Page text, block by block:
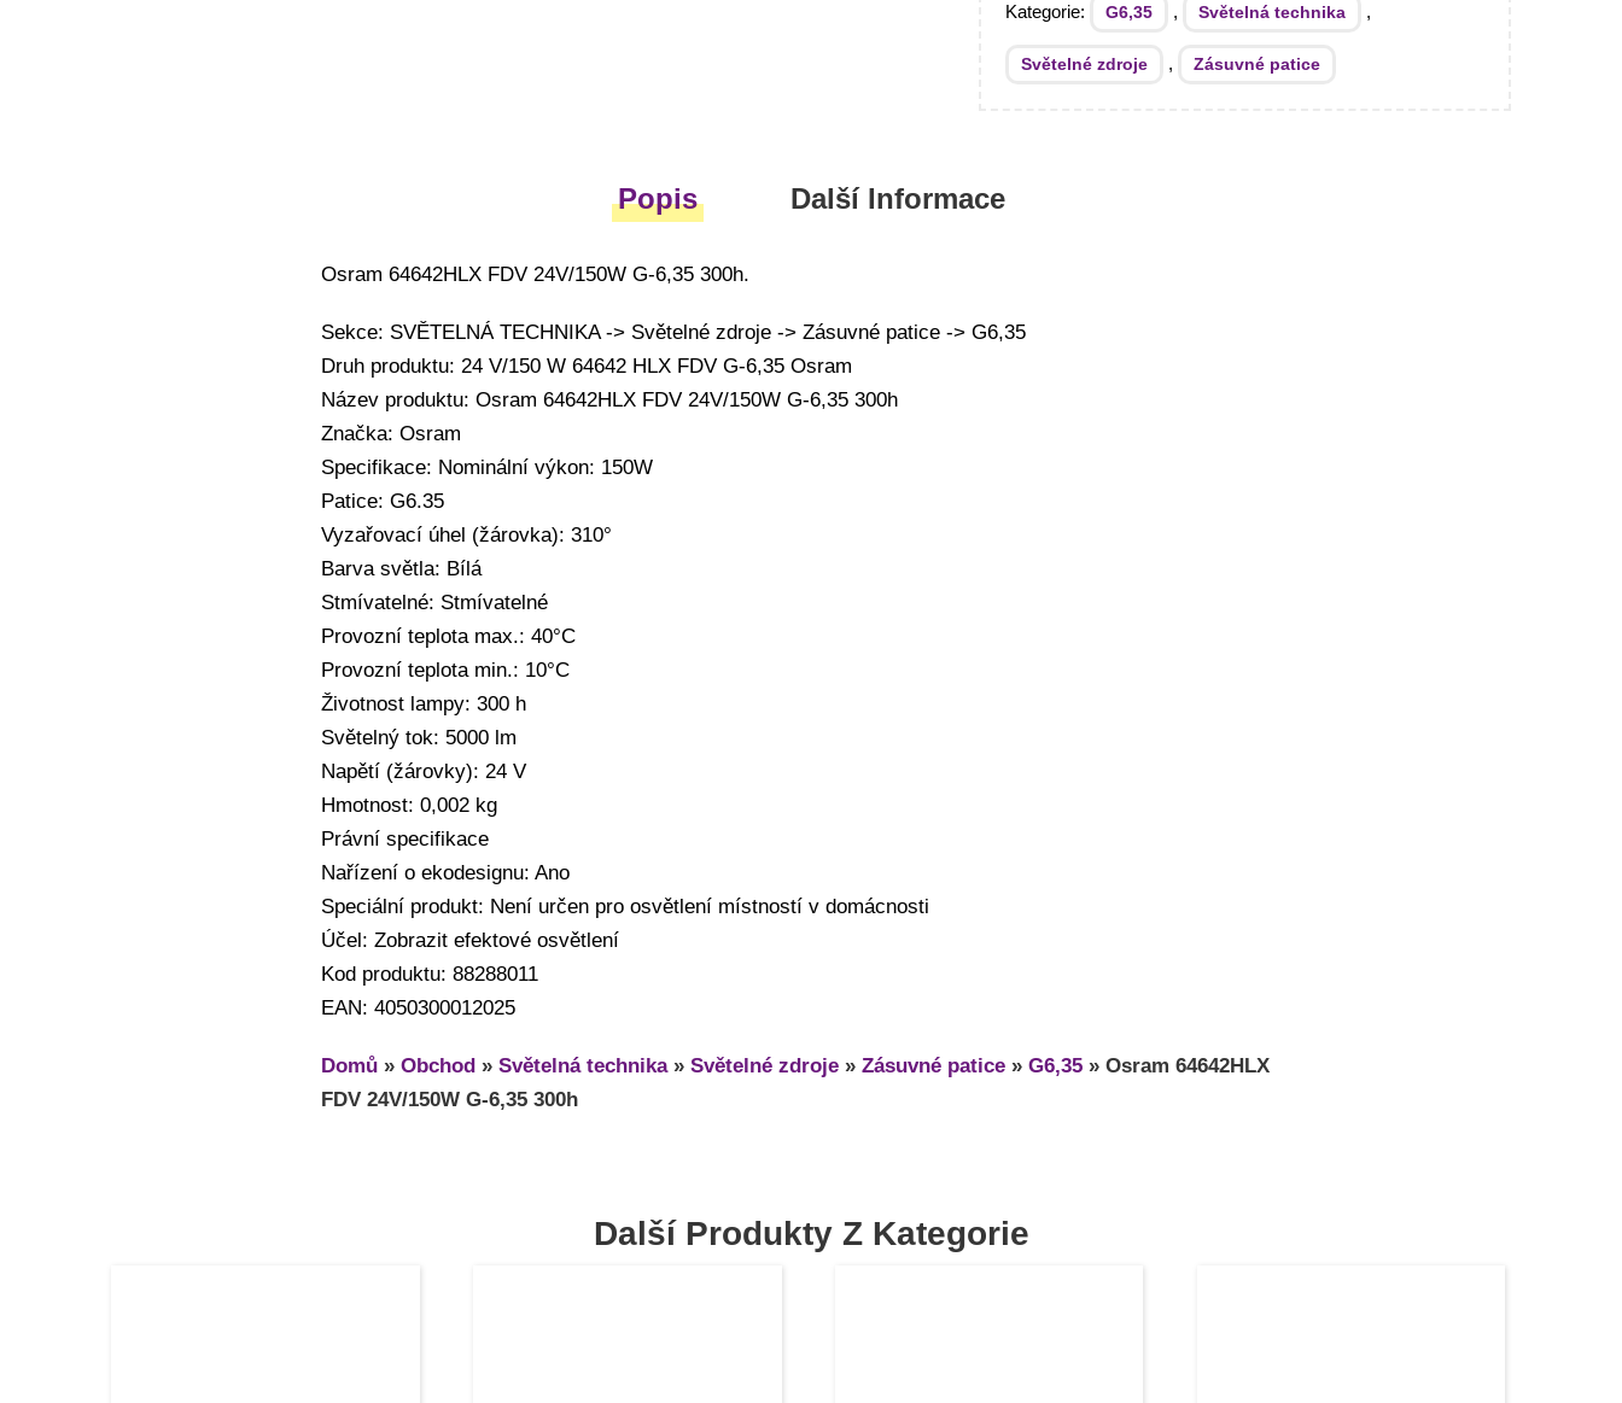
Kategorie: G6,35 , Světelná technika ,
Světelné zdroje , Zásuvné patice
Popis Další Informace
Osram 64642HLX FDV 24V/150W G-6,35 300h.
Sekce: SVĚTELNÁ TECHNIKA -> Světelné zdroje -> Zásuvné patice -> G6,35
Druh produktu: 24 V/150 W 64642 HLX FDV G-6,35 Osram
Název produktu: Osram 64642HLX FDV 24V/150W G-6,35 300h
Značka: Osram
Specifikace: Nominální výkon: 150W
Patice: G6.35
Vyzařovací úhel (žárovka): 310°
Barva světla: Bílá
Stmívatelné: Stmívatelné
Provozní teplota max.: 40°C
Provozní teplota min.: 10°C
Životnost lampy: 300 h
Světelný tok: 5000 lm
Napětí (žárovky): 24 V
Hmotnost: 0,002 kg
Právní specifikace
Nařízení o ekodesignu: Ano
Speciální produkt: Není určen pro osvětlení místností v domácnosti
Účel: Zobrazit efektové osvětlení
Kod produktu: 88288011
EAN: 4050300012025
Domů » Obchod » Světelná technika» Světelné zdroje » Zásuvné patice » G6,35 » Osram 64642HLX
FDV 24V/150W G-6,35 300h
Další Produkty Z Kategorie